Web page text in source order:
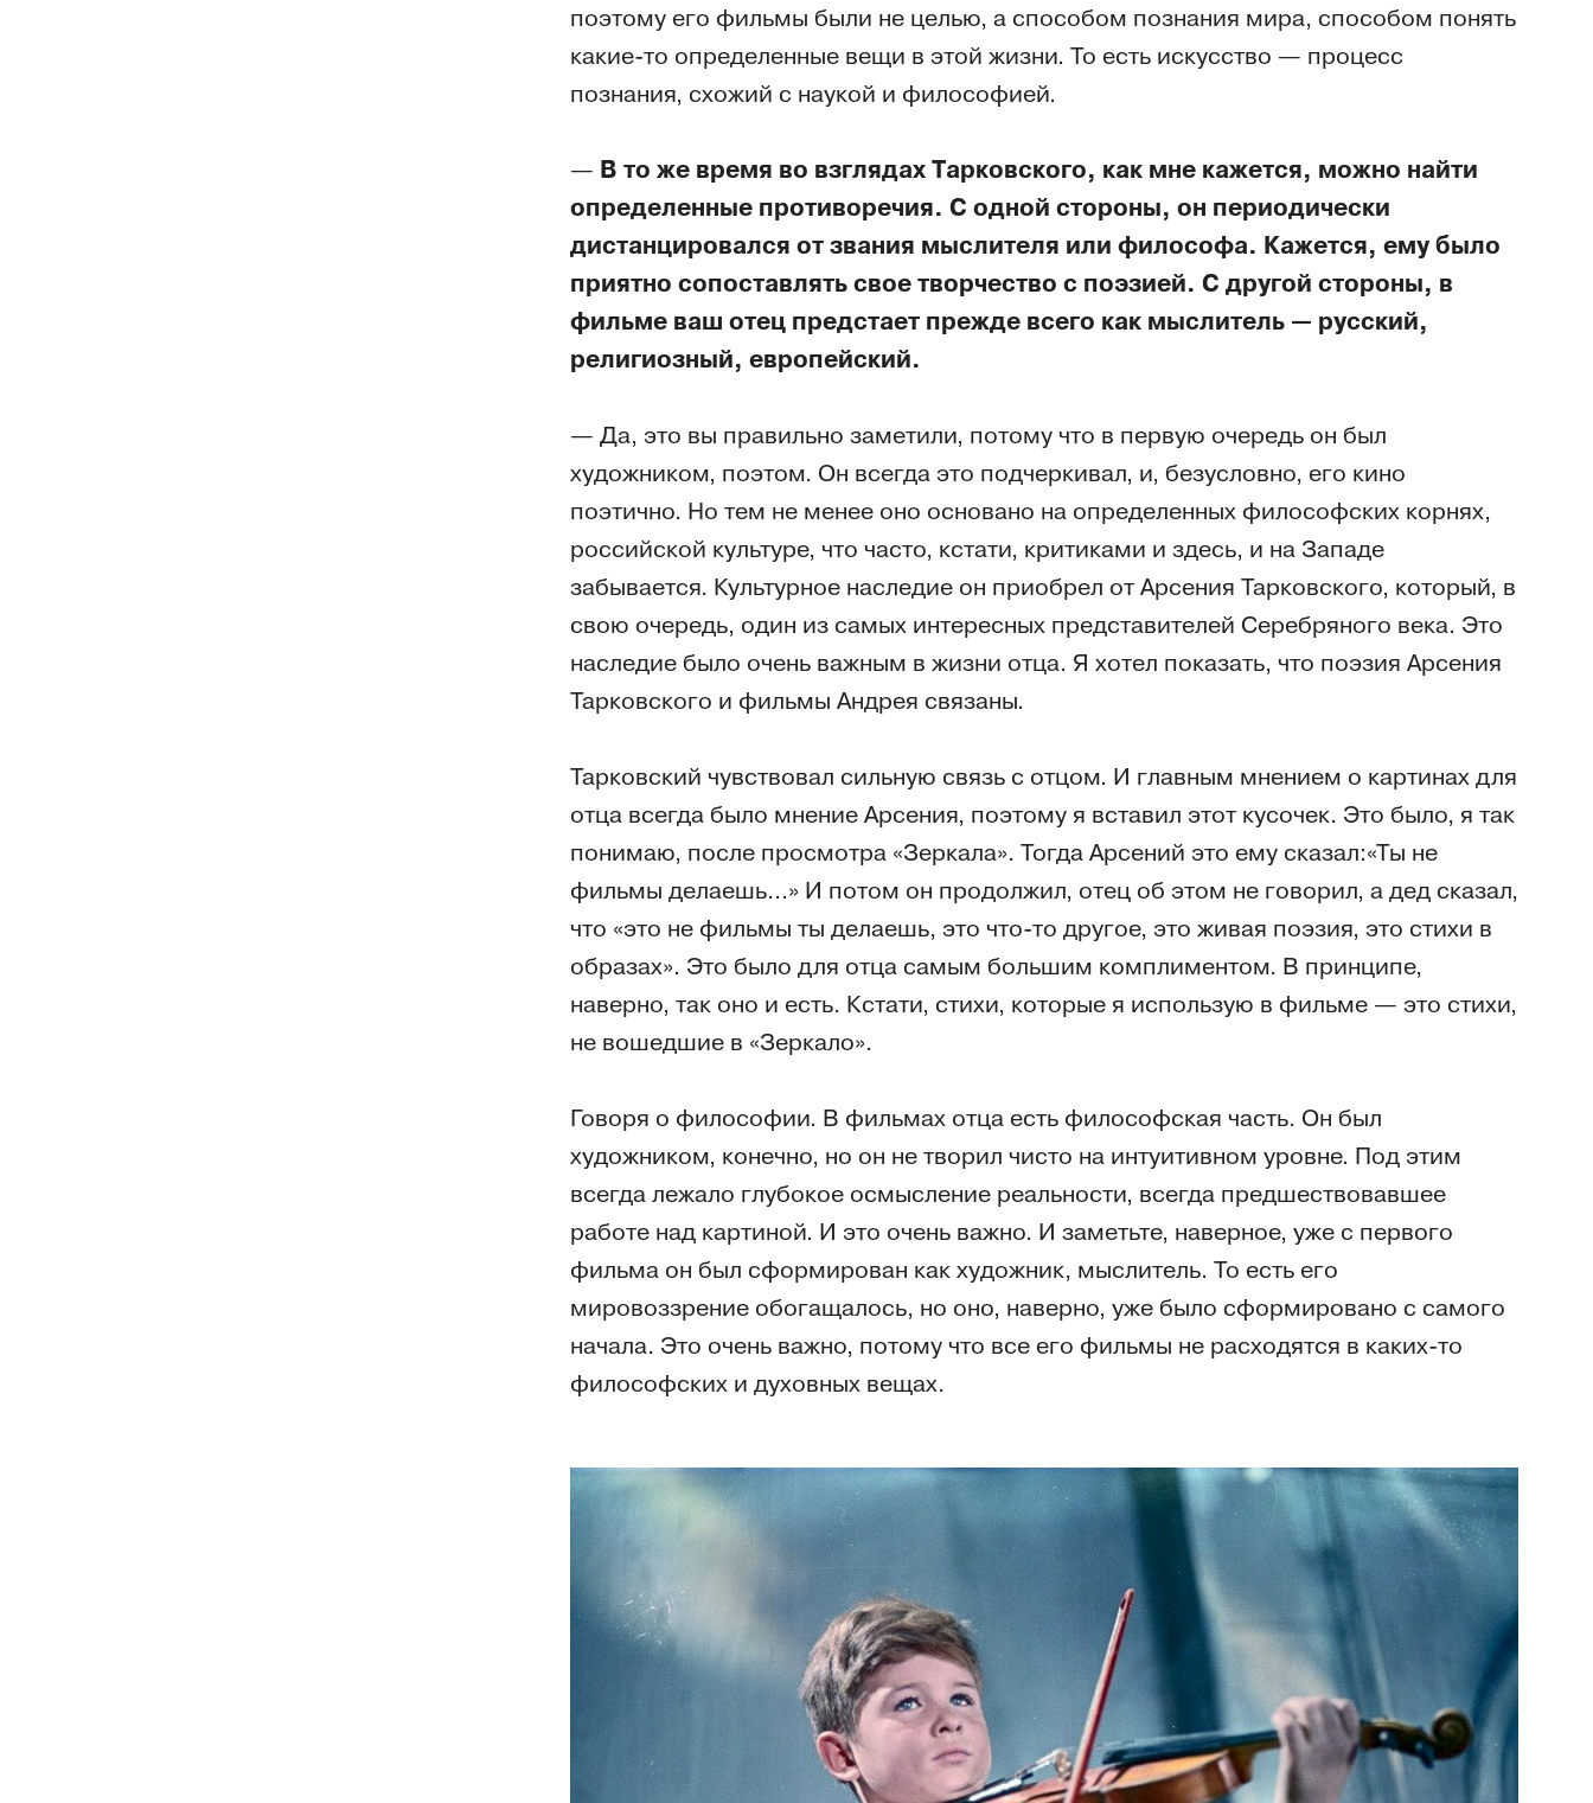
поэтому его фильмы были не целью, а способом познания мира, способом понять
какие-то определенные вещи в этой жизни. То есть искусство — процесс
познания, схожий с наукой и философией.
— В то же время во взглядах Тарковского, как мне кажется, можно найти
определенные противоречия. С одной стороны, он периодически
дистанцировался от звания мыслителя или философа. Кажется, ему было
приятно сопоставлять свое творчество с поэзией. С другой стороны, в
фильме ваш отец предстает прежде всего как мыслитель — русский,
религиозный, европейский.
— Да, это вы правильно заметили, потому что в первую очередь он был
художником, поэтом. Он всегда это подчеркивал, и, безусловно, его кино
поэтично. Но тем не менее оно основано на определенных философских корнях,
российской культуре, что часто, кстати, критиками и здесь, и на Западе
забывается. Культурное наследие он приобрел от Арсения Тарковского, который, в
свою очередь, один из самых интересных представителей Серебряного века. Это
наследие было очень важным в жизни отца. Я хотел показать, что поэзия Арсения
Тарковского и фильмы Андрея связаны.
Тарковский чувствовал сильную связь с отцом. И главным мнением о картинах для
отца всегда было мнение Арсения, поэтому я вставил этот кусочек. Это было, я так
понимаю, после просмотра «Зеркала». Тогда Арсений это ему сказал:«Ты не
фильмы делаешь...» И потом он продолжил, отец об этом не говорил, а дед сказал,
что «это не фильмы ты делаешь, это что-то другое, это живая поэзия, это стихи в
образах». Это было для отца самым большим комплиментом. В принципе,
наверно, так оно и есть. Кстати, стихи, которые я использую в фильме — это стихи,
не вошедшие в «Зеркало».
Говоря о философии. В фильмах отца есть философская часть. Он был
художником, конечно, но он не творил чисто на интуитивном уровне. Под этим
всегда лежало глубокое осмысление реальности, всегда предшествовавшее
работе над картиной. И это очень важно. И заметьте, наверное, уже с первого
фильма он был сформирован как художник, мыслитель. То есть его
мировоззрение обогащалось, но оно, наверно, уже было сформировано с самого
начала. Это очень важно, потому что все его фильмы не расходятся в каких-то
философских и духовных вещах.